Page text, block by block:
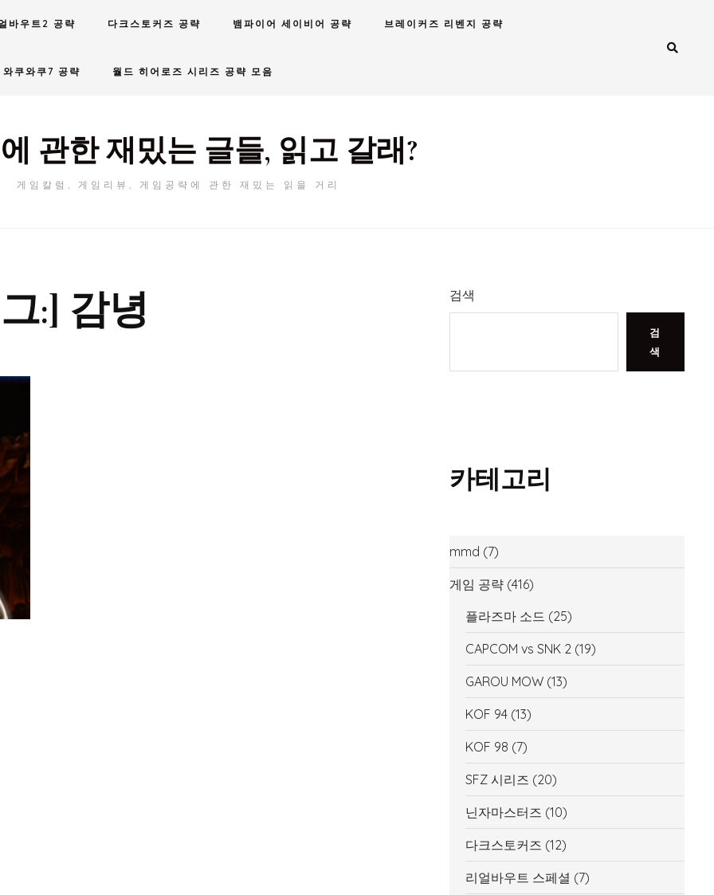
바우트2 공략 다크스토커즈 공략 뱀파이어 세이비어 공략 브레이커즈 리벤지 공략
와쿠와쿠7 공략 월드 히어로즈 시리즈 공략 모음
관한 재밌는 글들, 읽고 갈래?
게임칼럼, 게임리뷰, 게임공략에 관한 재밌는 읽을 거리
:] 감녕 검색
검
색
카테고리
mmd (7)
게임 공략 (416)
플라즈마 소드 (25)
CAPCOM vs SNK 2 (19)
GAROU MOW (13)
KOF 94 (13)
KOF 98 (7)
SFZ 시리즈 (20)
닌자마스터즈 (10)
다크스토커즈 (12)
리얼바우트 스페셜 (7)